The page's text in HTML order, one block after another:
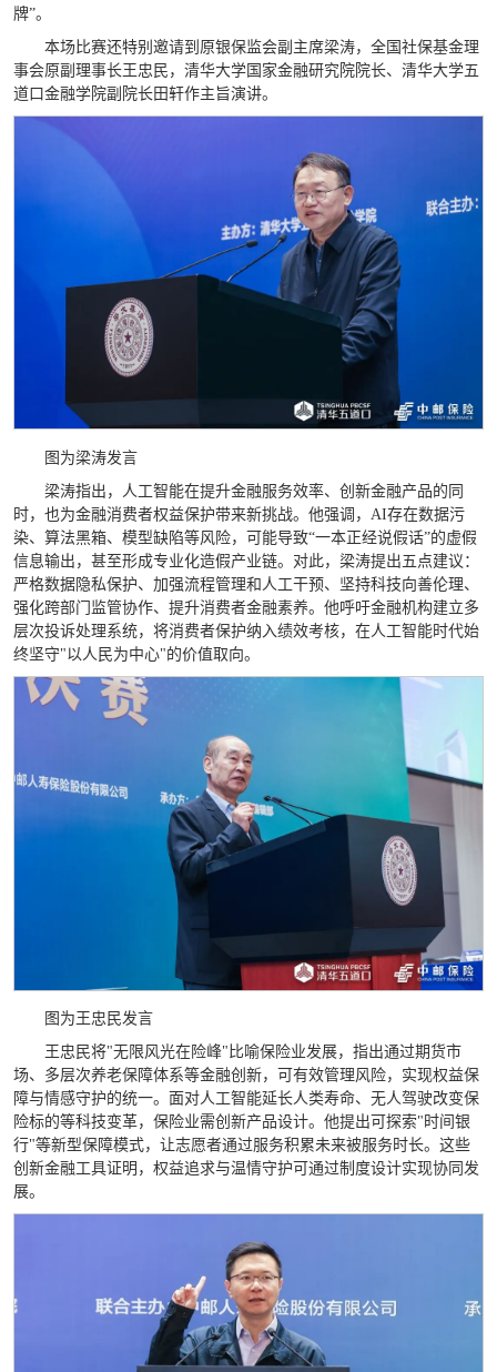
牌”。
本场比赛还特别邀请到原银保监会副主席梁涛，全国社保基金理
事会原副理事长王忠民，清华大学国家金融研究院院长、清华大学五
道口金融学院副院长田轩作主旨演讲。
图为梁涛发言
梁涛指出，人工智能在提升金融服务效率、创新金融产品的同
时，也为金融消费者权益保护带来新挑战。他强调，AI存在数据污
染、算法黑箱、模型缺陷等风险，可能导致“一本正经说假话”的虚假
信息输出，甚至形成专业化造假产业链。对此，梁涛提出五点建议：
严格数据隐私保护、加强流程管理和人工干预、坚持科技向善伦理、
强化跨部门监管协作、提升消费者金融素养。他呼吁金融机构建立多
层次投诉处理系统，将消费者保护纳入绩效考核，在人工智能时代始
终坚守"以人民为中心"的价值取向。
图为王忠民发言
王忠民将"无限风光在险峰"比喻保险业发展，指出通过期货市
场、多层次养老保障体系等金融创新，可有效管理风险，实现权益保
障与情感守护的统一。面对人工智能延长人类寿命、无人驾驶改变保
险标的等科技变革，保险业需创新产品设计。他提出可探索"时间银
行"等新型保障模式，让志愿者通过服务积累未来被服务时长。这些
创新金融工具证明，权益追求与温情守护可通过制度设计实现协同发
展。